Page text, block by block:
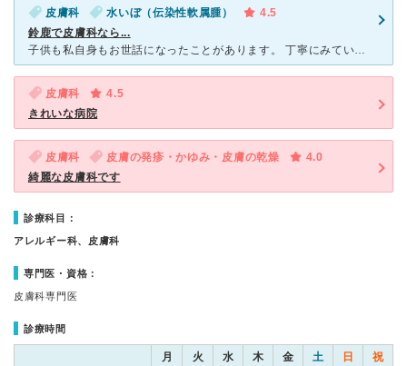
皮膚科 水いぼ（伝染性軟属腫）
4.5
鈴鹿で皮膚科なら...
子供も私自身もお世話になったことがあります。 丁寧にみていただいたと思います。 先生の診察の前に事前の皮膚の写真取りなど看護師さんがしてくれます。その看護師さんによっては対応が冷たかったり優しかっ
皮膚科
4.5
きれいな病院
皮膚科 皮膚の発疹・かゆみ・皮膚の乾燥
4.0
綺麗な皮膚科です
診療科目：
アレルギー科、皮膚科
専門医・資格：
皮膚科専門医
診療時間
月 火 水 木 金 土 日 祝